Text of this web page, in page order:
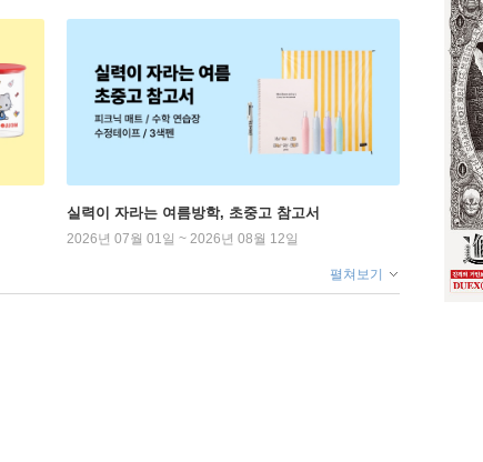
실력이 자라는 여름방학, 초중고 참고서
2026년 07월 01일 ~ 2026년 08월 12일
펼쳐보기